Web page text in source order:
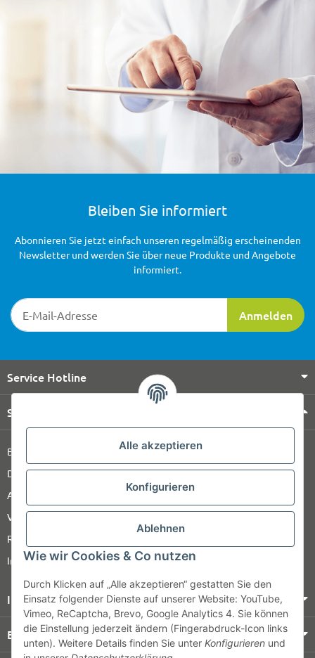
Alle akzeptieren
Konfigurieren
Ablehnen
Wie wir Cookies & Co nutzen
Durch Klicken auf „Alle akzeptieren“ gestatten Sie den
Einsatz folgender Dienste auf unserer Website: YouTube,
Vimeo, ReCaptcha, Brevo, Google Analytics 4. Sie können
die Einstellung jederzeit ändern (Fingerabdruck-Icon links
unten). Weitere Details finden Sie unter Konfigurieren und
Bleiben Sie informiert
Newsletter-Registrierung
Anmelden
Abonnieren Sie jetzt einfach unseren regelmäßig erscheinenden
Newsletter und werden Sie über neue Produkte und Angebote
informiert.
Service Hotline
Shop Service
Barrierefreiheitserklärung
Datenschutz
AGB
Versandinformationen
Retour
Impressum
Informationen
Bezahlung & Versand